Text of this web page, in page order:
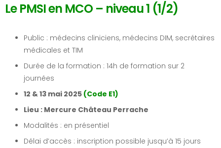
Le PMSI en MCO – niveau 1 (1/2)
Public : médecins cliniciens, médecins DIM, secrétaires
médicales et TIM
Durée de la formation : 14h de formation sur 2
journées
12 & 13 mai 2025 (Code E1)
Lieu : Mercure Château Perrache
Modalités : en présentiel
Délai d’accès : inscription possible jusqu’à 15 jours